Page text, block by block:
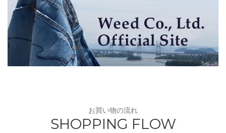
お買い物の流れ
SHOPPING FLOW